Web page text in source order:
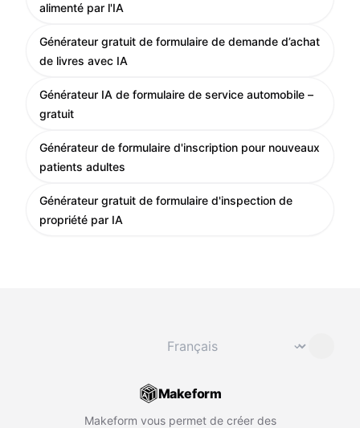
alimenté par l'IA
Générateur gratuit de formulaire de demande d’achat
de livres avec IA
Générateur IA de formulaire de service automobile –
gratuit
Générateur de formulaire d'inscription pour nouveaux
patients adultes
Générateur gratuit de formulaire d'inspection de
propriété par IA
⌄
Makeform
Makeform vous permet de créer des